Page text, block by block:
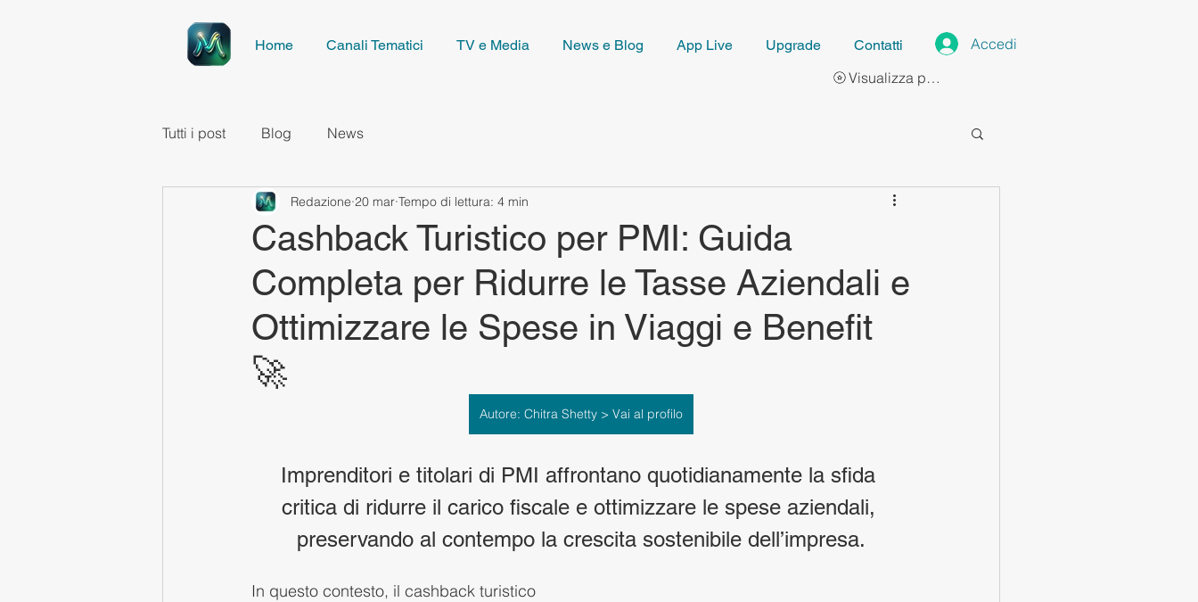
Home Canali Tematici TV e Media News e Blog App Live Upgrade Contatti
Accedi
Visualizza punti
Tutti i post Blog News
Cashback Turistico per PMI: Guida
Completa per Ridurre le Tasse Aziendali e
Ottimizzare le Spese in Viaggi e Benefit
🚀
Redazione 20 mar Tempo di lettura: 4 min
Autore: Chitra Shetty > Vai al profilo
Imprenditori e titolari di PMI affrontano quotidianamente la sfida
critica di ridurre il carico fiscale e ottimizzare le spese aziendali,
preservando al contempo la crescita sostenibile dell’impresa.
In questo contesto, il cashback turistico